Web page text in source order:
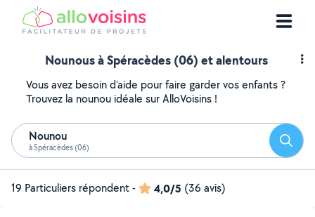
Nounous à Spéracèdes (06) et alentours
Vous avez besoin d'aide pour faire garder vos enfants ?
Trouvez la nounou idéale sur AlloVoisins !
Nounou
à Spéracèdes (06)
19 Particuliers répondent- 4,0/5 (36 avis)